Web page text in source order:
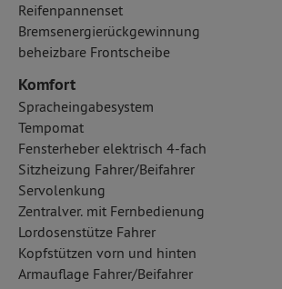
Reifenpannenset
Bremsenergierückgewinnung
beheizbare Frontscheibe
Komfort
Spracheingabesystem
Tempomat
Fensterheber elektrisch 4-fach
Sitzheizung Fahrer/Beifahrer
Servolenkung
Zentralver. mit Fernbedienung
Lordosenstütze Fahrer
Kopfstützen vorn und hinten
Armauflage Fahrer/Beifahrer